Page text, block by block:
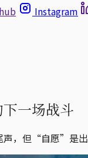
Instagram
一场战斗
，但“自愿”是